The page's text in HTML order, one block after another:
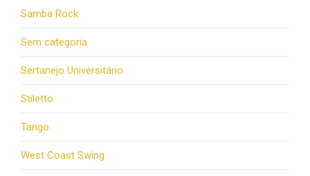
Samba Rock
Sem categoria
Sertanejo Universitário
Stiletto
Tango
West Coast Swing